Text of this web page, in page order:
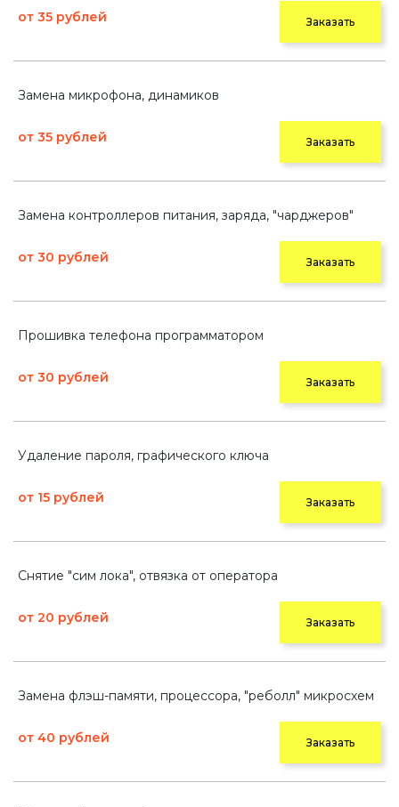
от 35 рублей Заказать
Замена микрофона, динамиков
от 35 рублей Заказать
Замена контроллеров питания, заряда, "чарджеров"
от 30 рублей Заказать
Прошивка телефона программатором
от 30 рублей Заказать
Удаление пароля, графического ключа
от 15 рублей Заказать
Снятие "сим лока", отвязка от оператора
от 20 рублей Заказать
Замена флэш-памяти, процессора, "реболл" микросхем
от 40 рублей Заказать